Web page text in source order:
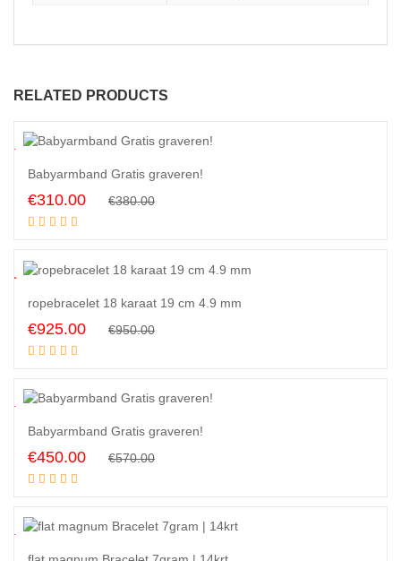
RELATED PRODUCTS
Babyarmband Gratis graveren!
€380.00Original
€380.00.
€310.00
Current
€310.00.
ropebracelet 18 karaat 19 cm 4.9 mm
€950.00Original
€950.00.
€925.00
Current
€925.00.
Babyarmband Gratis graveren!
€570.00Original
€570.00.
€450.00
Current
€450.00.